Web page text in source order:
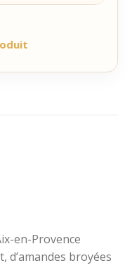
et originale
de 6 Calissons
rouge et blanc
qui fera
en-Provence
d’amandes broyées